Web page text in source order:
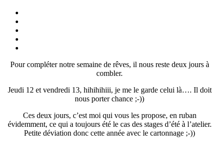
Pour compléter notre semaine de rêves, il nous reste deux jours à
combler.
Jeudi 12 et vendredi 13, hihihihiii, je me le garde celui là…. Il doit
nous porter chance ;-))
Ces deux jours, c’est moi qui vous les propose, en ruban
évidemment, ce qui a toujours été le cas des stages d’été à l’atelier.
Petite déviation donc cette année avec le cartonnage ;-))